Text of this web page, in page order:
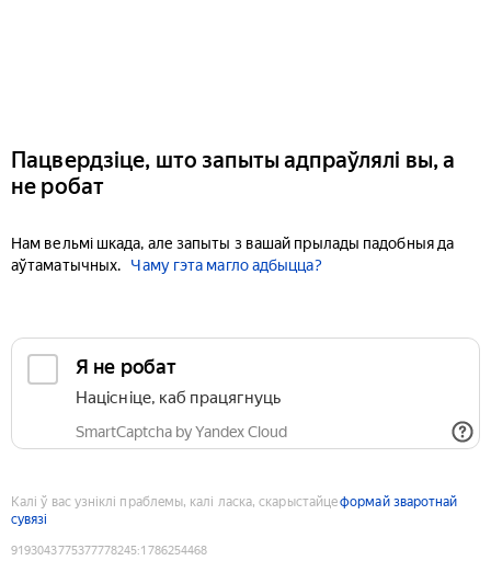
Пацвердзіце, што запыты адпраўлялі вы, а
не робат
Нам вельмі шкада, але запыты з вашай прылады падобныя да
аўтаматычных.
Чаму гэта магло адбыцца?
Я не робат
Націсніце, каб працягнуць
SmartCaptcha by Yandex Cloud
Калі ў вас узніклі праблемы, калі ласка, скарыстайцеформай зваротнай
сувязі
9193043775377778245:1786254468